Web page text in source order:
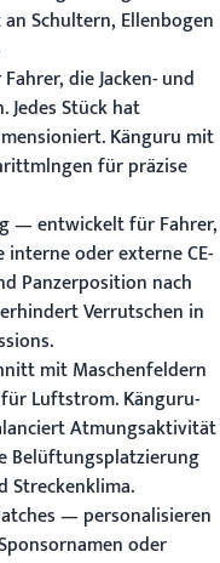
Schultern, Ellenbogen
die Jacken- und
Jedes Stück hat
Känguru mit
für präzise
— entwickelt für Fahrer,
interne oder externe CE-
Panzerposition nach
Verrutschen in
mit Maschenfeldern
Luftstrom. Känguru-
Atmungsaktivität
Belüftungsplatzierung
Streckenklima.
— personalisieren
oder